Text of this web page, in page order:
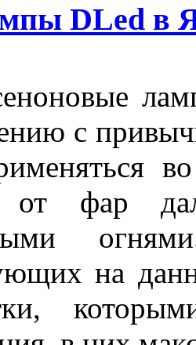
DLed в
с
от фар
на